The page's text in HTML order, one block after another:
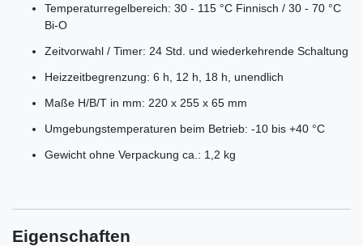
Temperaturregelbereich: 30 - 115 °C Finnisch / 30 - 70 °C
Bi-O
Zeitvorwahl / Timer: 24 Std. und wiederkehrende Schaltung
Heizzeitbegrenzung: 6 h, 12 h, 18 h, unendlich
Maße H/B/T in mm: 220 x 255 x 65 mm
Umgebungstemperaturen beim Betrieb: -10 bis +40 °C
Gewicht ohne Verpackung ca.: 1,2 kg
Eigenschaften